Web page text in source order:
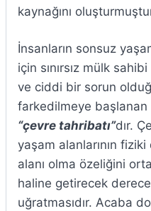
kaynağını
İnsanların sonsuz
için sınırsız mülk
ve ciddi bir sorun
farkedilmeye
“çevre tahribatı”dır.
yaşam alanlarının
alanı olma özeliğini
haline getirecek
uğratmasıdır. Acaba